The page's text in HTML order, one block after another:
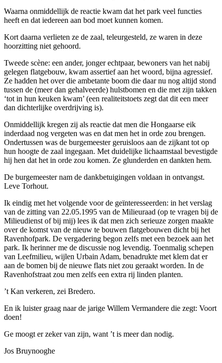
Waarna onmiddellijk de reactie kwam dat het park veel functies
heeft en dat iedereen aan bod moet kunnen komen.
Kort daarna verlieten ze de zaal, teleurgesteld, ze waren in deze
hoorzitting niet gehoord.
Tweede scène: een ander, jonger echtpaar, bewoners van het nabij
gelegen flatgebouw, kwam assertief aan het woord, bijna agressief.
Ze hadden het over die ambetante boom die daar nu nog altijd stond
tussen de (meer dan gehalveerde) hulstbomen en die met zijn takken
‘tot in hun keuken kwam’ (een realiteitstoets zegt dat dit een meer
dan dichterlijke overdrijving is).
Onmiddellijk kregen zij als reactie dat men die Hongaarse eik
inderdaad nog vergeten was en dat men het in orde zou brengen.
Ondertussen was de burgemeester geruisloos aan de zijkant tot op
hun hoogte de zaal ingegaan. Met duidelijke lichaamstaal bevestigde
hij hen dat het in orde zou komen. Ze glunderden en dankten hem.
De burgemeester nam de dankbetuigingen voldaan in ontvangst.
Leve Torhout.
Ik eindig met het volgende voor de geïnteresseerden: in het verslag
van de zitting van 22.05.1995 van de Milieuraad (op te vragen bij de
Milieudienst of bij mij) lees ik dat men zich serieuze zorgen maakte
over de komst van de nieuw te bouwen flatgebouwen dicht bij het
Ravenhofpark. De vergadering begon zelfs met een bezoek aan het
park. Ik herinner me de discussie nog levendig. Toenmalig schepen
van Leefmilieu, wijlen Urbain Adam, benadrukte met klem dat er
aan de bomen bij de nieuwe flats niet zou geraakt worden. In de
Ravenhofstraat zou men zelfs een extra rij linden planten.
’t Kan verkeren, zei Bredero.
En ik luister graag naar de jarige Willem Vermandere die zegt: Voort
doen!
Ge moogt er zeker van zijn, want ’t is meer dan nodig.
Jos Bruynooghe